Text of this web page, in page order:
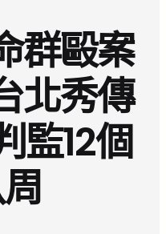
群毆案
北秀傳
監12個